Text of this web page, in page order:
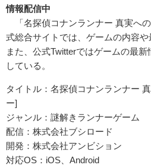
情報配信中
「名探偵コナンランナー 真実へ
式総合サイトでは、ゲームの内容や
また、公式Twitterではゲームの最
している。
タイトル：名探偵コナンランナー
ー]
ジャンル：謎解きランナーゲーム
配信：株式会社ブシロード
開発：株式会社アンビション
対応OS：iOS、Android